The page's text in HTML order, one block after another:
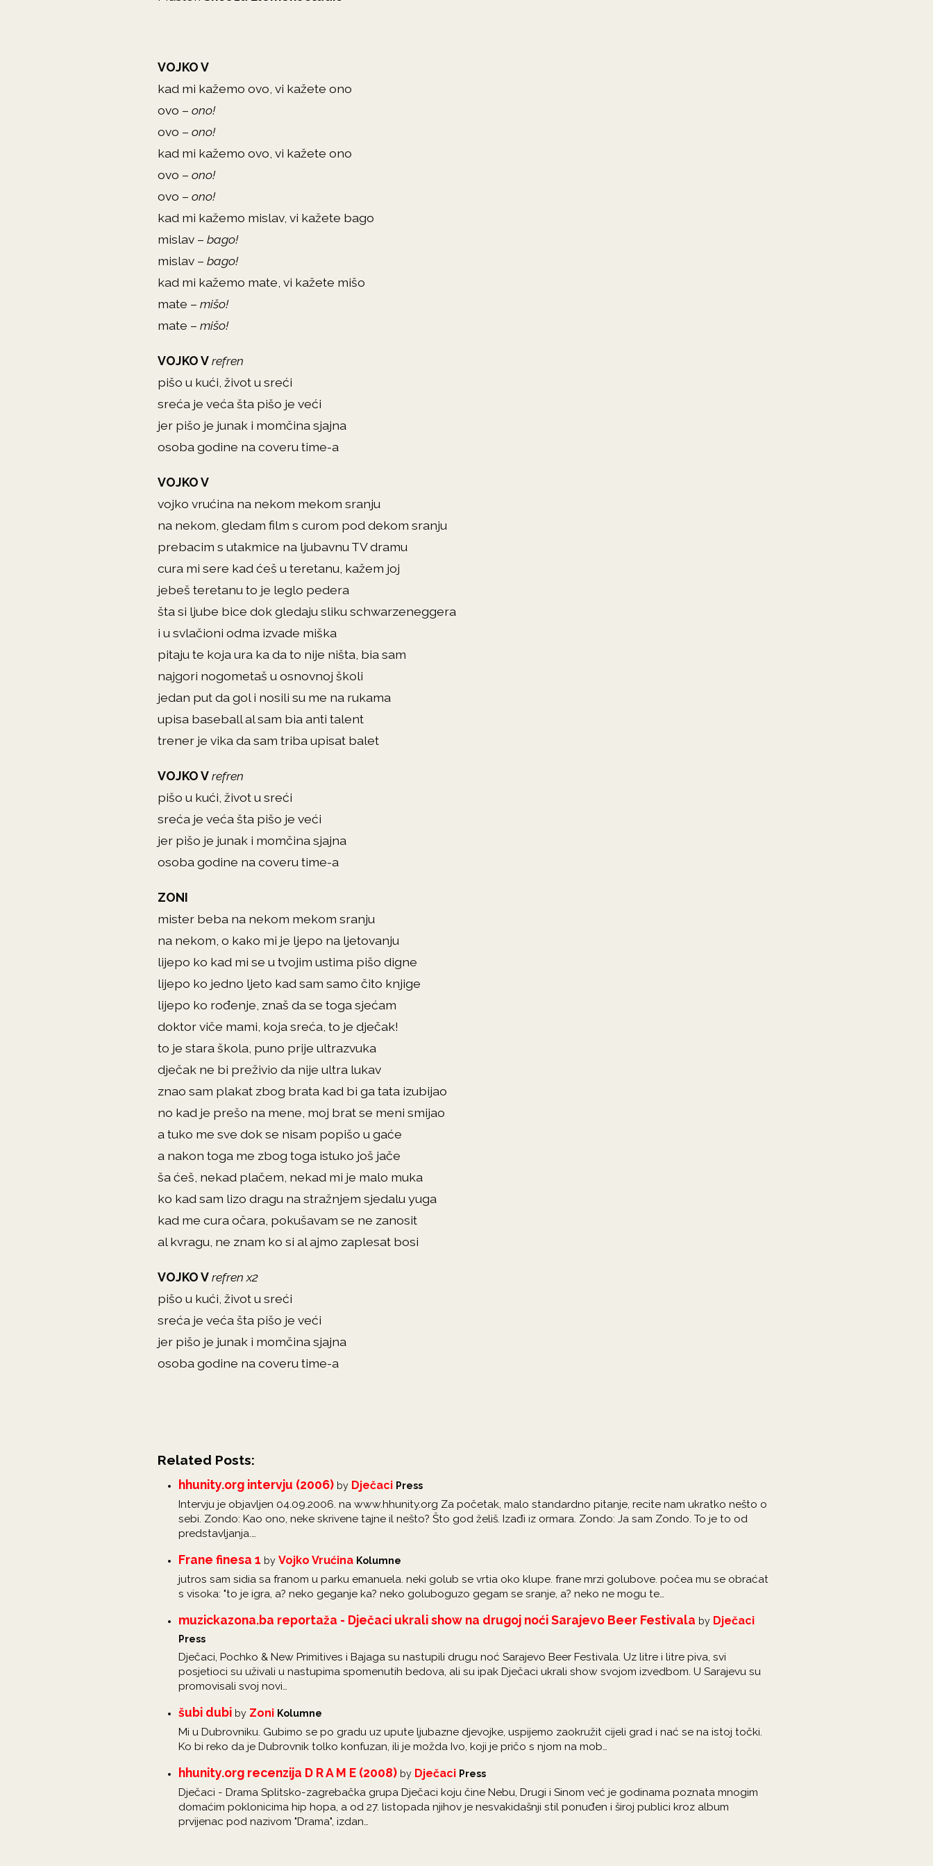
VOJKO V
kad mi kažemo ovo, vi kažete ono
ovo – ono!
ovo – ono!
kad mi kažemo ovo, vi kažete ono
ovo – ono!
ovo – ono!
kad mi kažemo mislav, vi kažete bago
mislav – bago!
mislav – bago!
kad mi kažemo mate, vi kažete mišo
mate – mišo!
mate – mišo!
VOJKO Vrefren
pišo u kući, život u sreći
sreća je veća šta pišo je veći
jer pišo je junak i momčina sjajna
osoba godine na coveru time-a
VOJKO V
vojko vrućina na nekom mekom sranju
na nekom, gledam film s curom pod dekom sranju
prebacim s utakmice na ljubavnu TV dramu
cura mi sere kad ćeš u teretanu, kažem joj
jebeš teretanu to je leglo pedera
šta si ljube bice dok gledaju sliku schwarzeneggera
i u svlačioni odma izvade miška
pitaju te koja ura ka da to nije ništa, bia sam
najgori nogometaš u osnovnoj školi
jedan put da gol i nosili su me na rukama
upisa baseball al sam bia anti talent
trener je vika da sam triba upisat balet
VOJKO Vrefren
pišo u kući, život u sreći
sreća je veća šta pišo je veći
jer pišo je junak i momčina sjajna
osoba godine na coveru time-a
ZONI
mister beba na nekom mekom sranju
na nekom, o kako mi je ljepo na ljetovanju
lijepo ko kad mi se u tvojim ustima pišo digne
lijepo ko jedno ljeto kad sam samo čito knjige
lijepo ko rođenje, znaš da se toga sjećam
doktor viče mami, koja sreća, to je dječak!
to je stara škola, puno prije ultrazvuka
dječak ne bi preživio da nije ultra lukav
znao sam plakat zbog brata kad bi ga tata izubijao
no kad je prešo na mene, moj brat se meni smijao
a tuko me sve dok se nisam popišo u gaće
a nakon toga me zbog toga istuko još jače
ša ćeš, nekad plačem, nekad mi je malo muka
ko kad sam lizo dragu na stražnjem sjedalu yuga
kad me cura očara, pokušavam se ne zanosit
al kvragu, ne znam ko si al ajmo zaplesat bosi
VOJKO Vrefren x2
pišo u kući, život u sreći
sreća je veća šta pišo je veći
jer pišo je junak i momčina sjajna
osoba godine na coveru time-a
Related Posts:
hhunity.org intervju (2006) by Dječaci Press
Intervju je objavljen 04.09.2006. na www.hhunity.org Za početak, malo standardno pitanje, recite nam ukratko nešto o
sebi. Zondo: Kao ono, neke skrivene tajne il nešto? Što god želiš. Izađi iz ormara. Zondo: Ja sam Zondo. To je to od
predstavljanja.…
Frane finesa 1 by Vojko Vrućina Kolumne
jutros sam sidia sa franom u parku emanuela. neki golub se vrtia oko klupe. frane mrzi golubove. počea mu se obraćat
s visoka: "to je igra, a? neko geganje ka? neko goluboguzo gegam se sranje, a? neko ne mogu te…
muzickazona.ba reportaža - Dječaci ukrali show na drugoj noći Sarajevo Beer Festivala by Dječaci
Press
Dječaci, Pochko & New Primitives i Bajaga su nastupili drugu noć Sarajevo Beer Festivala. Uz litre i litre piva, svi
posjetioci su uživali u nastupima spomenutih bedova, ali su ipak Dječaci ukrali show svojom izvedbom. U Sarajevu su
promovisali svoj novi…
šubi dubi by Zoni Kolumne
Mi u Dubrovniku. Gubimo se po gradu uz upute ljubazne djevojke, uspijemo zaokružit cijeli grad i nać se na istoj točki.
Ko bi reko da je Dubrovnik tolko konfuzan, ili je možda Ivo, koji je pričo s njom na mob…
hhunity.org recenzija D R A M E (2008) by Dječaci Press
Dječaci - Drama Splitsko-zagrebačka grupa Dječaci koju čine Nebu, Drugi i Sinom već je godinama poznata mnogim
domaćim poklonicima hip hopa, a od 27. listopada njihov je nesvakidašnji stil ponuđen i široj publici kroz album
prvijenac pod nazivom "Drama", izdan…